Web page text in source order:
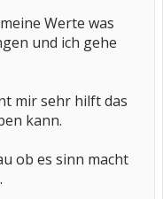
Werte was
und ich gehe
mir sehr hilft das
kann.
ob es sinn macht